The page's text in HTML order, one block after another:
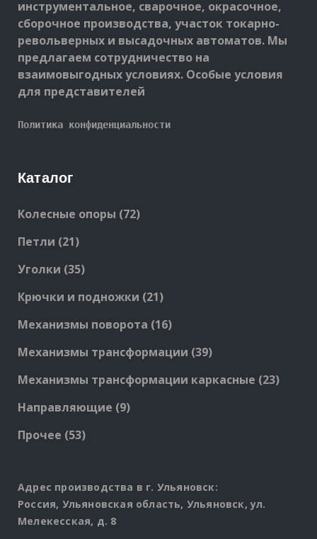
инструментальное, сварочное, окрасочное,
сборочное производства, участок токарно-
револьверных и высадочных автоматов. Мы
предлагаем сотрудничество на
взаимовыгодных условиях. Особые условия
для представителей
Политика конфиденциальности
Каталог
Колесные опоры 7272
Петли 2121
Уголки 3535
Крючки и подножки 2121
Механизмы поворота 1616
Механизмы трансформации 3939
Механизмы трансформации каркасные 2323
Направляющие 99
Прочее 5353
Адрес производства в г. Ульяновск:
Россия, Ульяновская область, Ульяновск, ул.
Мелекесская, д. 8